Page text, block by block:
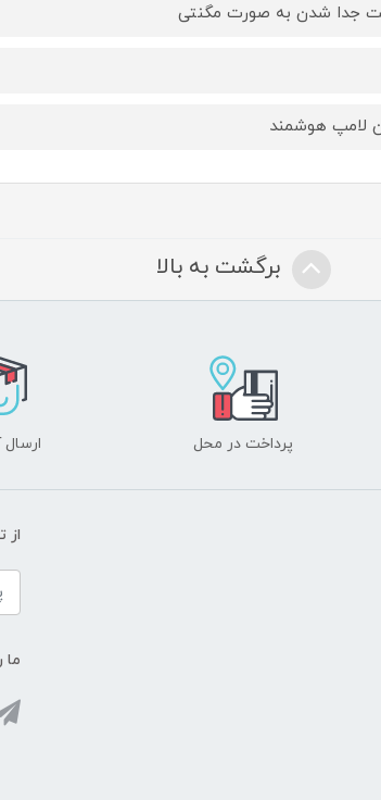
جدا شدن به صورت مگنتی
لامپ هوشمند
برگشت به بالا
پرداخت در محل ارسال
از
ما